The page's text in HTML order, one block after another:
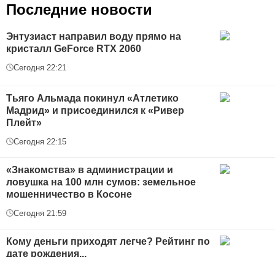
Последние новости
Энтузиаст направил воду прямо на
кристалл GeForce RTX 2060
Сегодня 22:21
Тьяго Альмада покинул «Атлетико
Мадрид» и присоединился к «Ривер
Плейт»
Сегодня 22:15
«Знакомства» в администрации и
ловушка на 100 млн сумов: земельное
мошенничество в Косоне
Сегодня 21:59
Кому деньги приходят легче? Рейтинг по
дате рождения...